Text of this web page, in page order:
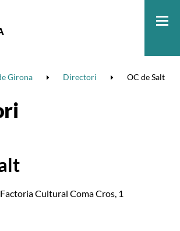
Girona Directori OC de Salt
Cultural Coma Cros, 1